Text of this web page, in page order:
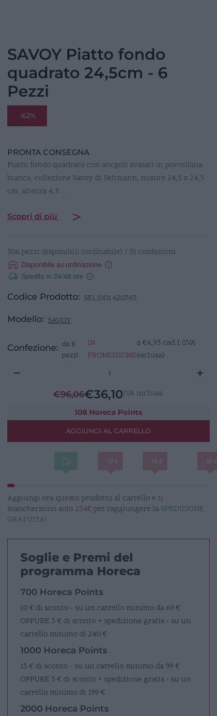
SAVOY Piatto fondo
quadrato 24,5cm - 6
Pezzi
-62%
PRONTA CONSEGNA
Piatto fondo quadrato con ancgoli svasati in porcellana
bianca, collezione Savoy di Seltmann, misure 24,5 x 24,5
cm, altezza 4,3…
Scopri di più
306 pezzi disponibili (ordinabile) / 51 confezioni
Disponibile su ordinazione
Spedito in 24/48 ore
Codice Prodotto: SEL|001.620765
Modello: SAVOY
Confezione: da 6
pezzi
IN
PROMOZIONE
a€4,93 cad.1 (IVA
esclusa)
quantità
€96,06€36,10IVA inclusa.
108 Horeca Points
AGGIUNGI AL CARRELLO
Aggiungi ora questo prodotto al carrello e ti
mancheranno solo 254€ per raggiungere la SPEDIZIONE
GRATUITA!
Soglie e Premi del
programma Horeca
700 Horeca Points
10 € di sconto - su un carrello minimo da 69 €
OPPURE 5 € di sconto + spedizione gratis - su un
carrello minimo di 240 €
1000 Horeca Points
15 € di sconto - su un carrello minimo da 99 €
OPPURE 5 € di sconto + spedizione gratis - su un
carrello minimo di 199 €
2000 Horeca Points